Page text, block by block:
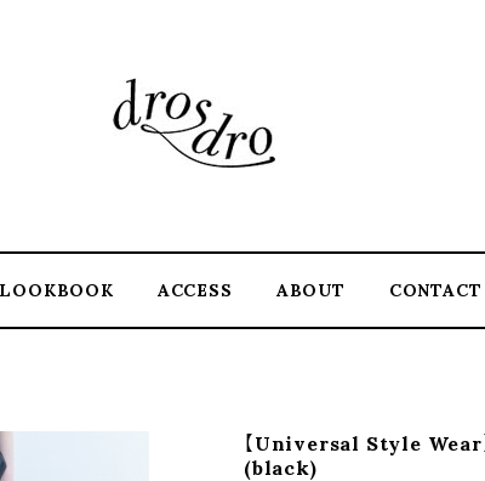
LOOKBOOK ACCESS ABOUT CONTACT
【Universal Style
(black)